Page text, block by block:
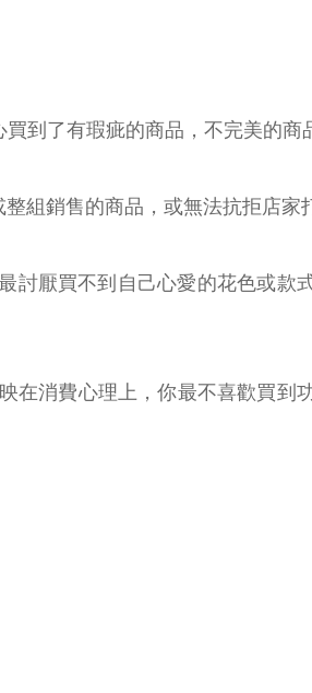
到了有瑕疵的商品，不完美的商
組銷售的商品，或無法抗拒店家
厭買不到自己心愛的花色或款
消費心理上，你最不喜歡買到